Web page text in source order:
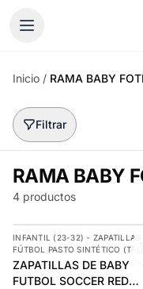
Inicio / RAMA BABY
Filtrar
RAMA BABY
4 productos
-15%
AGREGAR
INFANTIL (23-32) - ZAPATILLAS
FÚTBOL PASTO SINTÉTICO (TF)
ZAPATILLAS DE BABY
FUTBOL SOCCER RED